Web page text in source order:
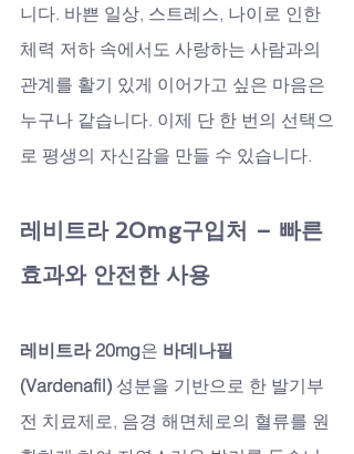
니다. 바쁜 일상, 스트레스, 나이로 인한
체력 저하 속에서도 사랑하는 사람과의
관계를 활기 있게 이어가고 싶은 마음은
누구나 같습니다. 이제 단 한 번의 선택으
로 평생의 자신감을 만들 수 있습니다.
레비트라 20mg구입처 – 빠른
효과와 안전한 사용
레비트라 20mg은 바데나필
(Vardenafil) 성분을 기반으로 한 발기부
전 치료제로, 음경 해면체로의 혈류를 원